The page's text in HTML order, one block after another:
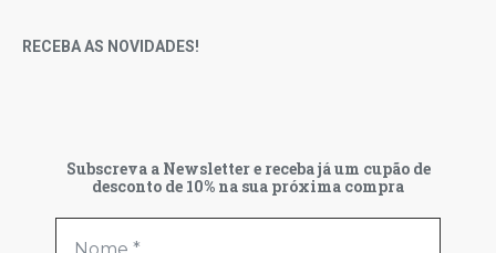
RECEBA AS NOVIDADES!
Subscreva a Newsletter e receba já um cupão de
desconto de 10% na sua próxima compra